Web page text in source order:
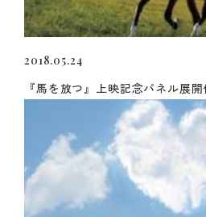
2018.05.24
『馬を放つ』上映記念パネル展